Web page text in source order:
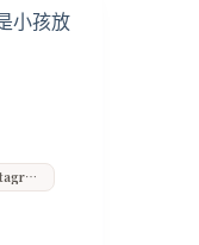
小孩放
Instagram